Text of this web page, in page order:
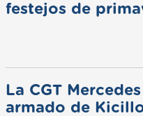
festejos de
La CGT
armado de